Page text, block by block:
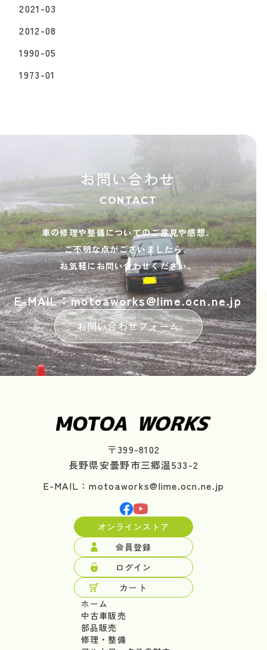
2021-03
2012-08
1990-05
1973-01
お問い合わせ
CONTACT
車の修理や整備についてのご意見や感想、
ご不明な点がございましたら、
お気軽にお問い合わせください。
E-MAIL：motoaworks@lime.ocn.ne.jp
お問い合わせフォーム
〒399-8102
長野県安曇野市三郷温533-2
E-MAIL：motoaworks@lime.ocn.ne.jp
ホーム
中古車販売
部品販売
修理・整備
オンラインストア
会員登録
ログイン
カート